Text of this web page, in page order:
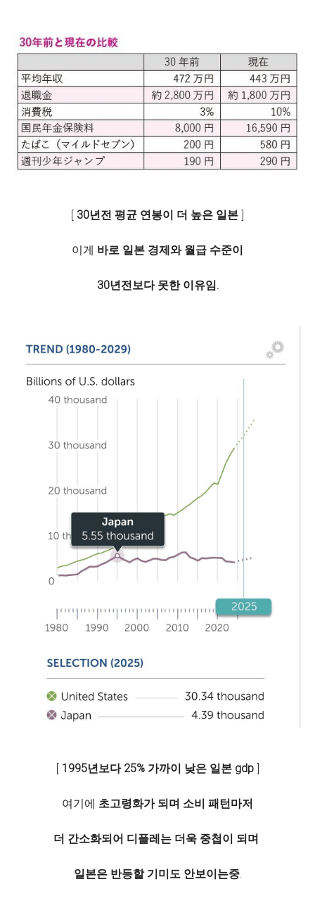
[ 30년전 평균 연봉이 더 높은 일본 ]
이게 바로 일본 경제와 월급 수준이
30년전보다 못한 이유임.
[ 1995년보다 25% 가까이 낮은 일본 gdp]
여기에 초고령화가 되며 소비 패턴마저
더 간소화되어 디플레는 더욱 중첩이 되며
일본은 반등할 기미도 안보이는중.